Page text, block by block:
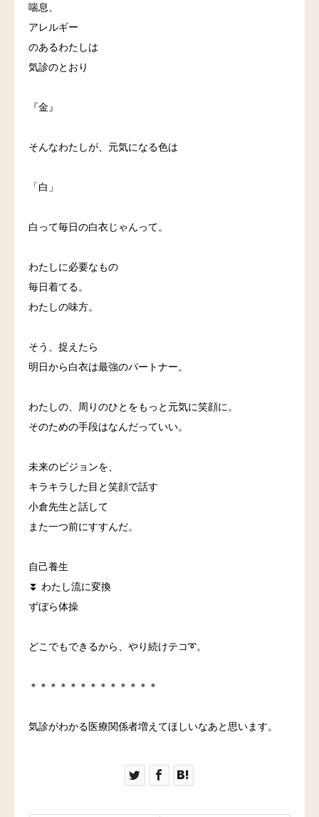
喘息、
アレルギー
のあるわたしは
気診のとおり
『金』
そんなわたしが、元気になる色は
「白」
白って毎日の白衣じゃんって。
わたしに必要なもの
毎日着てる。
わたしの味方。
そう、捉えたら
明日から白衣は最強のパートナー。
わたしの、周りのひとをもっと元気に笑顔に。
そのための手段はなんだっていい。
未来のビジョンを、
キラキラした目と笑顔で話す
小倉先生と話して
また一つ前にすすんだ。
自己養生
⏬ わたし流に変換
ずぼら体操
どこでもできるから、やり続けテコ➰。
＊＊＊＊＊＊＊＊＊＊＊＊＊
気診がわかる医療関係者増えてほしいなあと思います。